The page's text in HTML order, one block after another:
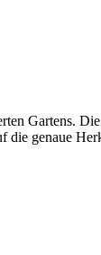
Gartens.
die genaue